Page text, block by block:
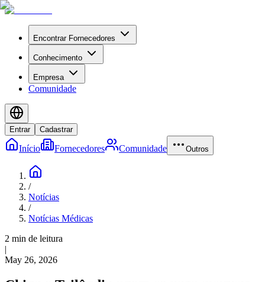
Encontrar Fornecedores
Conhecimento
Empresa
Comunidade
Entrar Cadastrar
Início Fornecedores Comunidade Outros
/
Notícias
/
Notícias Médicas
2 min de leitura
|
May 26, 2026